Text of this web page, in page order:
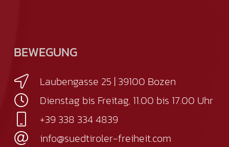
BEWEGUNG
Laubengasse 25 | 39100 Bozen
Dienstag bis Freitag, 11.00 bis 17.00 Uhr
+39 338 334 4839
info@suedtiroler-freiheit.com